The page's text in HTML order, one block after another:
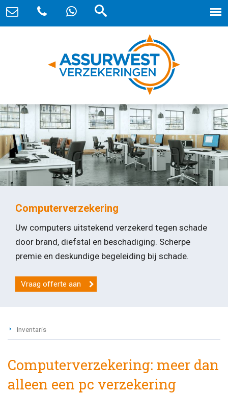
Computerverzekering
Uw computers uitstekend verzekerd tegen schade
door brand, diefstal en beschadiging. Scherpe
premie en deskundige begeleiding bij schade.
Vraag offerte aan
Inventaris
Computerverzekering: meer dan
alleen een pc verzekering